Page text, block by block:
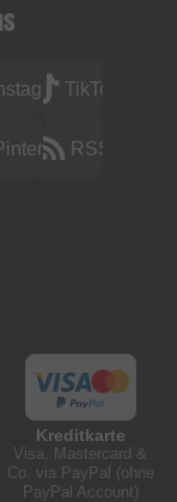
TikTok
RSS
Kreditkarte
Visa, Mastercard &
Co. via PayPal (ohne
PayPal Account)